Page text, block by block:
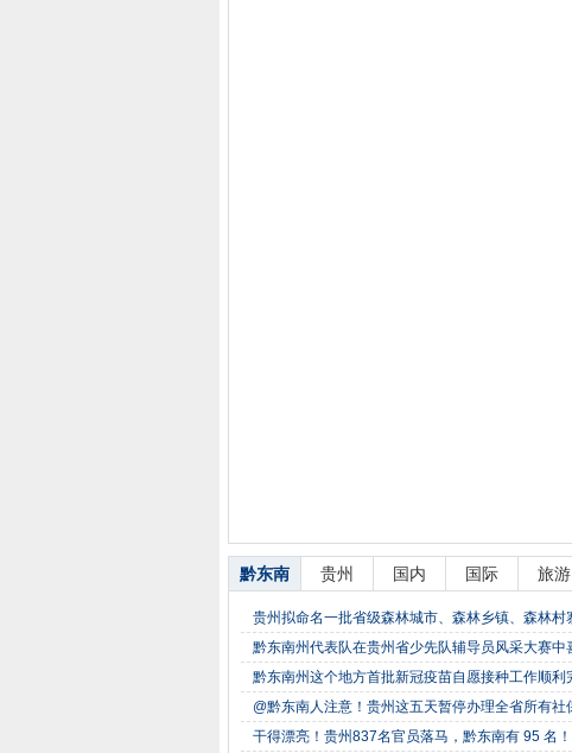
黔东南 贵州 国内 国际 旅游
贵州拟命名一批省级森林城市、森林乡镇、森林村
黔东南州代表队在贵州省少先队辅导员风采大赛中
黔东南州这个地方首批新冠疫苗自愿接种工作顺利
@黔东南人注意！贵州这五天暂停办理全省所有社
干得漂亮！贵州837名官员落马，黔东南有 95 名